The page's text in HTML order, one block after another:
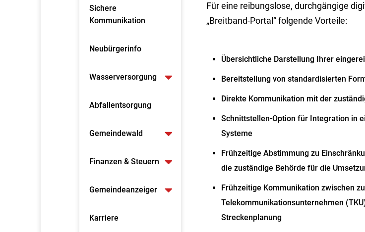
Sichere
Kommunikation
Neubürgerinfo
Wasserversorgung
Abfallentsorgung
Gemeindewald
Finanzen & Steuern
Gemeindeanzeiger
Karriere
Für eine reibungslose, durchgängige
„Breitband-Portal“ folgende Vorteile:
Übersichtliche Darstellung Ihrer
Bereitstellung von standardisierten
Direkte Kommunikation mit der
Schnittstellen-Option für Integration in
Systeme
Frühzeitige Abstimmung zu
die zuständige Behörde für die
Frühzeitige Kommunikation zwischen
Telekommunikationsunternehmen
Streckenplanung